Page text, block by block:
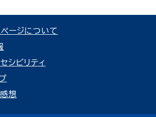
ージについて
シビリティ
想